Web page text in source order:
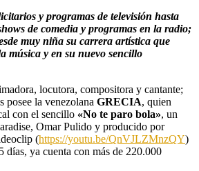
y programas de televisión hasta
de comedia y programas en la radio;
muy niña su carrera artística que
música y en su nuevo sencillo
locutora, compositora y cantante;
posee la venezolana GRECIA, quien
con el sencillo «No te paro bola», un
Omar Pulido y producido por
(https://youtu.be/QnVJLZMnzQY)
días, ya cuenta con más de 220.000